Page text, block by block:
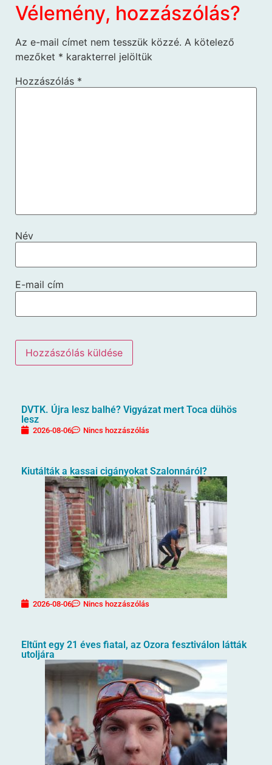
Vélemény, hozzászólás?
Az e-mail címet nem tesszük közzé. A kötelező
mezőket * karakterrel jelöltük
Hozzászólás *
Név
E-mail cím
DVTK. Újra lesz balhé? Vigyázat mert Toca dühös
lesz
2026-08-06 Nincs hozzászólás
Kiutálták a kassai cigányokat Szalonnáról?
2026-08-06 Nincs hozzászólás
Eltűnt egy 21 éves fiatal, az Ozora fesztiválon látták
utoljára